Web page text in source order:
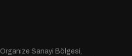
Organize Sanayi Bölgesi,